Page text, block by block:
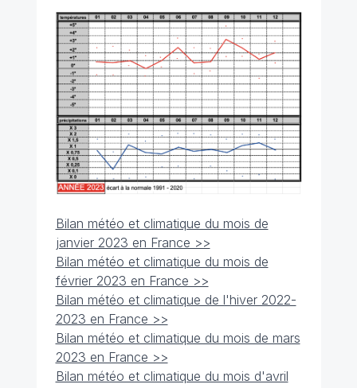
Bilan météo et climatique du mois de
janvier 2023 en France >>
Bilan météo et climatique du mois de
février 2023 en France >>
Bilan météo et climatique de l'hiver 2022-
2023 en France >>
Bilan météo et climatique du mois de mars
2023 en France >>
Bilan météo et climatique du mois d'avril